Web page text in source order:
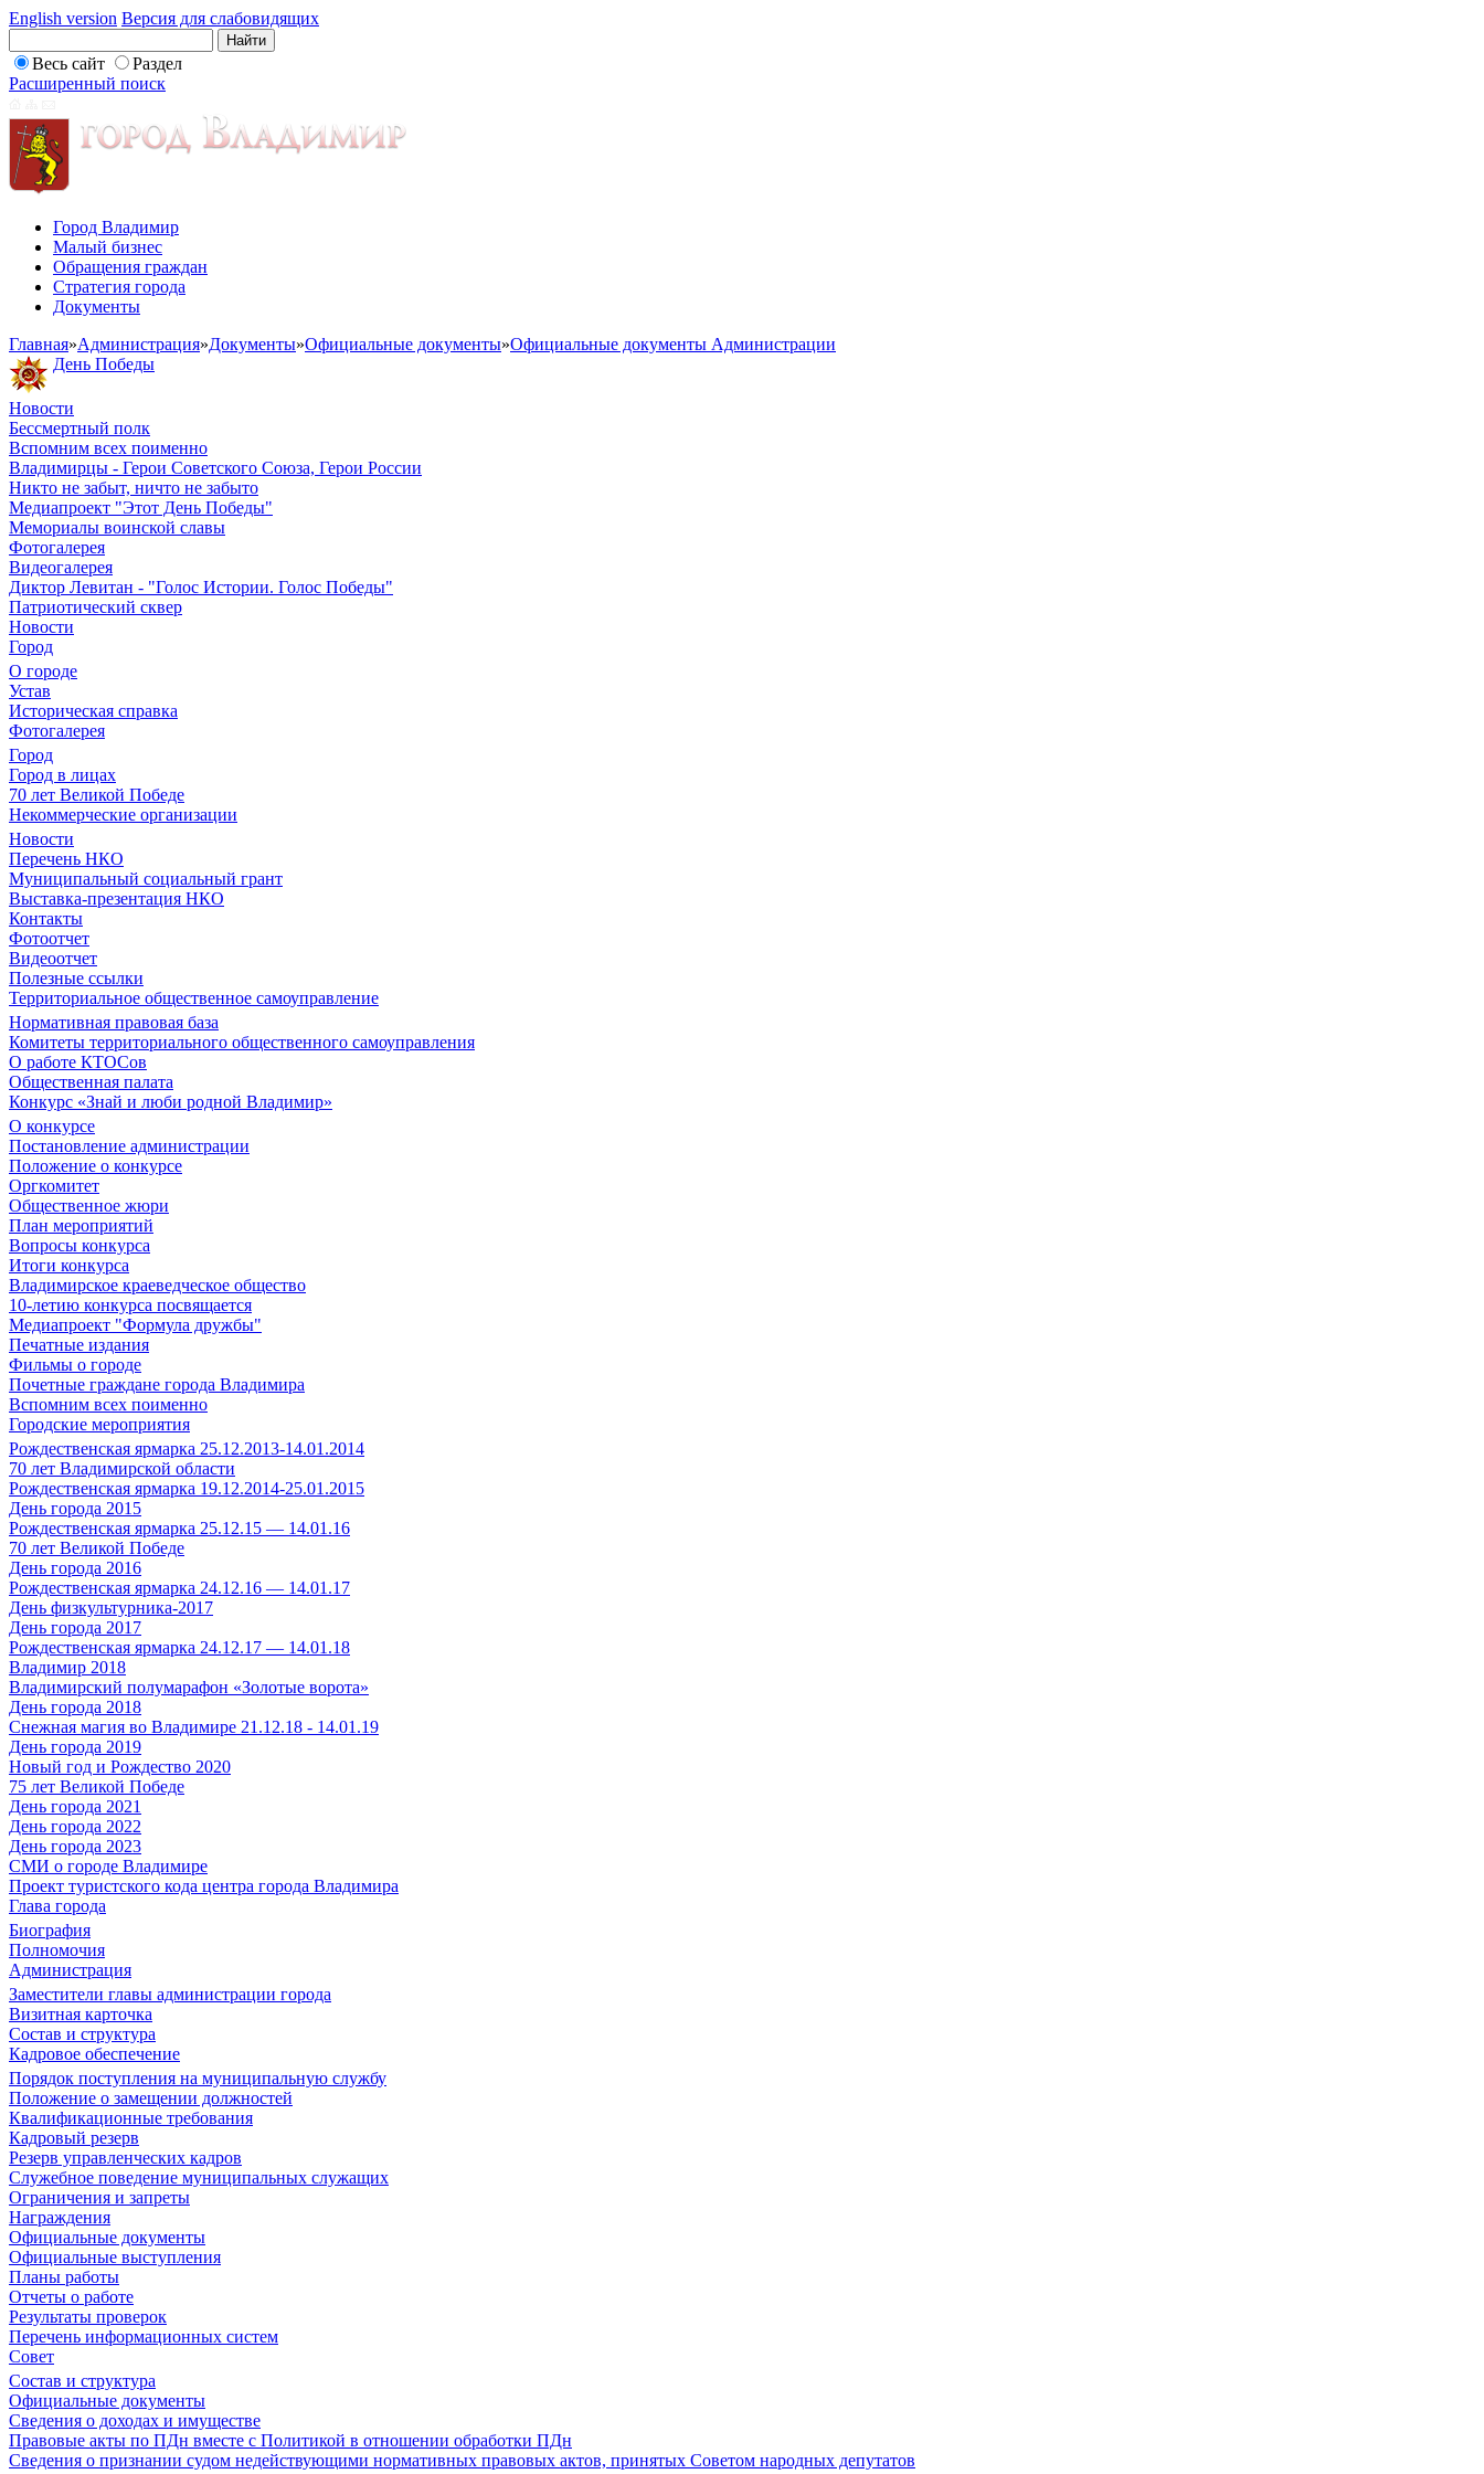
English version Версия для слабовидящих
Весь сайт
Раздел
Расширенный поиск
Город Владимир
Малый бизнес
Обращения граждан
Стратегия города
Документы
Главная»Администрация»Документы»Официальные документы»Официальные документы Администрации
День Победы
Новости
Бессмертный полк
Вспомним всех поименно
Владимирцы - Герои Советского Союза, Герои России
Никто не забыт, ничто не забыто
Медиапроект "Этот День Победы"
Мемориалы воинской славы
Фотогалерея
Видеогалерея
Диктор Левитан - "Голос Истории. Голос Победы"
Патриотический сквер
Новости
Город
О городе
Устав
Историческая справка
Фотогалерея
Город
Город в лицах
70 лет Великой Победе
Некоммерческие организации
Новости
Перечень НКО
Муниципальный социальный грант
Выставка-презентация НКО
Контакты
Фотоотчет
Видеоотчет
Полезные ссылки
Территориальное общественное самоуправление
Нормативная правовая база
Комитеты территориального общественного самоуправления
О работе КТОСов
Общественная палата
Конкурс «Знай и люби родной Владимир»
О конкурсе
Постановление администрации
Положение о конкурсе
Оргкомитет
Общественное жюри
План мероприятий
Вопросы конкурса
Итоги конкурса
Владимирское краеведческое общество
10-летию конкурса посвящается
Медиапроект "Формула дружбы"
Печатные издания
Фильмы о городе
Почетные граждане города Владимира
Вспомним всех поименно
Городские мероприятия
Рождественская ярмарка 25.12.2013-14.01.2014
70 лет Владимирской области
Рождественская ярмарка 19.12.2014-25.01.2015
День города 2015
Рождественская ярмарка 25.12.15 — 14.01.16
70 лет Великой Победе
День города 2016
Рождественская ярмарка 24.12.16 — 14.01.17
День физкультурника-2017
День города 2017
Рождественская ярмарка 24.12.17 — 14.01.18
Владимир 2018
Владимирский полумарафон «Золотые ворота»
День города 2018
Снежная магия во Владимире 21.12.18 - 14.01.19
День города 2019
Новый год и Рождество 2020
75 лет Великой Победе
День города 2021
День города 2022
День города 2023
СМИ о городе Владимире
Проект туристского кода центра города Владимира
Глава города
Биография
Полномочия
Администрация
Заместители главы администрации города
Визитная карточка
Состав и структура
Кадровое обеспечение
Порядок поступления на муниципальную службу
Положение о замещении должностей
Квалификационные требования
Кадровый резерв
Резерв управленческих кадров
Служебное поведение муниципальных служащих
Ограничения и запреты
Награждения
Официальные документы
Официальные выступления
Планы работы
Отчеты о работе
Результаты проверок
Перечень информационных систем
Совет
Состав и структура
Официальные документы
Сведения о доходах и имуществе
Правовые акты по ПДн вместе с Политикой в отношении обработки ПДн
Сведения о признании судом недействующими нормативных правовых актов, принятых Советом народных депутатов